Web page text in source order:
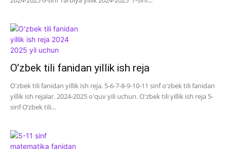
O’zbek tili fanidan yillik ish reja
O'zbek tili fanidan yillik ish reja. 5-6-7-8-9-10-11 sinf o'zbek tili fanidan
yillik ish rejalar. 2024-2025 o'quv yili uchun. O'zbek tili yillik ish reja 5-
sinf O’zbek tili...